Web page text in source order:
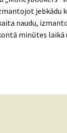
naudu,
minūtes laikā